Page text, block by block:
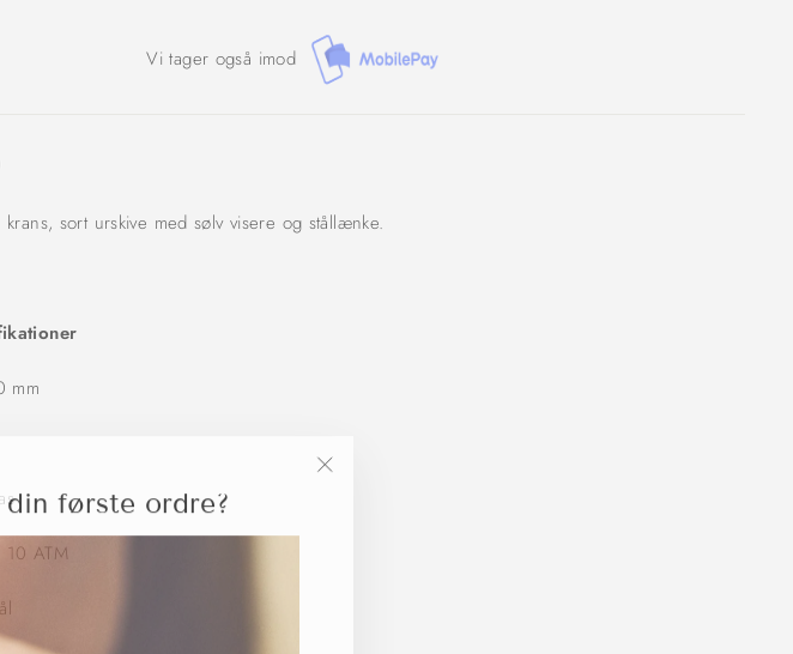
Vi tager også imod
krans, sort urskive med sølv visere og stållænke.
mm
ATM
din første ordre?